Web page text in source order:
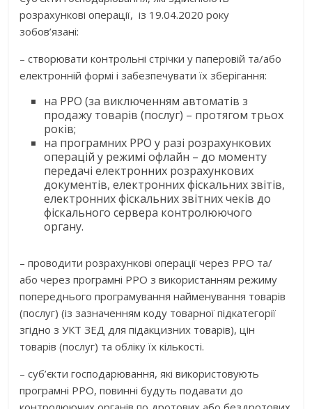
розрахункові операції, із 19.04.2020 року
зобов’язані:
– створювати контрольні стрічки у паперовій та/або
електронній формі і забезпечувати їх зберігання:
на РРО (за виключенням автоматів з
продажу товарів (послуг) – протягом трьох
років;
на програмних РРО у разі розрахункових
операцій у режимі офлайн – до моменту
передачі електронних розрахункових
документів, електронних фіскальних звітів,
електронних фіскальних звітних чеків до
фіскального сервера контролюючого
органу.
– проводити розрахункові операції через РРО та/
або через програмні РРО з використанням режиму
попереднього програмування найменування товарів
(послуг) (із зазначенням коду товарної підкатегорії
згідно з УКТ ЗЕД для підакцизних товарів), цін
товарів (послуг) та обліку їх кількості.
– суб’єкти господарювання, які використовують
програмні РРО, повинні будуть подавати до